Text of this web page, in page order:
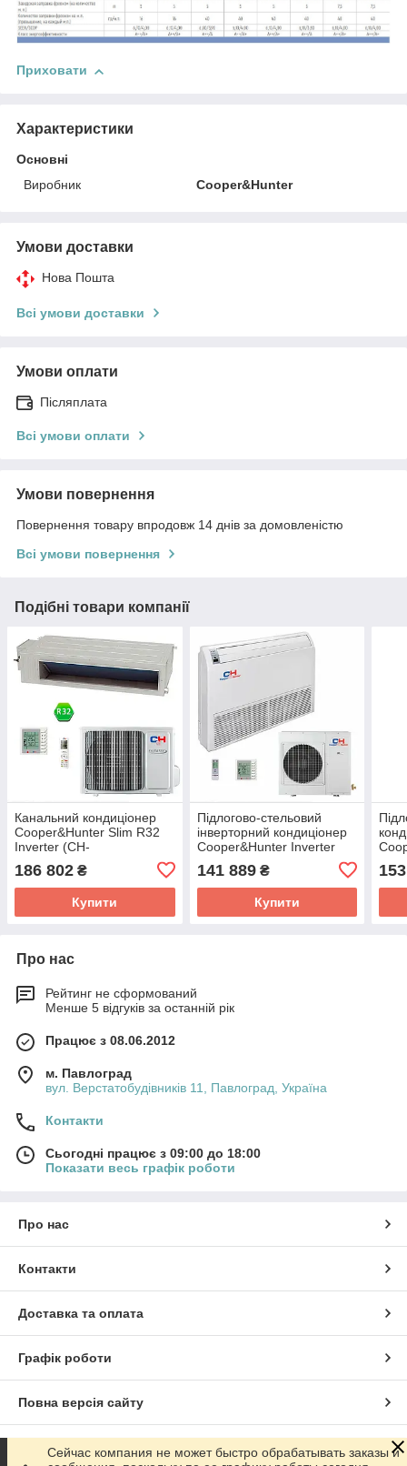
Приховати
Характеристики
Основні
Виробник
Cooper&Hunter
Умови доставки
Нова Пошта
Всі умови доставки
Умови оплати
Післяплата
Всі умови оплати
Умови повернення
Повернення товару впродовж 14 днів за домовленістю
Всі умови повернення
Подібні товари компанії
Канальний кондиціонер
Cooper&Hunter Slim R32
Inverter (CH-
IDS160PRK/CH-IU160RK)
186 802 ₴
Купити
Підлогово-стельовий
інверторний кондиціонер
Cooper&Hunter Inverter
IU125NK)
141 889₴
Купити
Про нас
Рейтинг не сформований
Менше 5 відгуків за останній рік
Працює з 08.06.2012
м. Павлоград
вул. Верстатобудівників 11, Павлоград, Україна
Контакти
Сьогодні працює з 09:00 до 18:00
Показати весь графік роботи
Про нас
Контакти
Доставка та оплата
Графік роботи
Повна версія сайту
Сайт створено на маркетплейсі Prom.ua
Сейчас компания не может быстро обрабатывать заказы и